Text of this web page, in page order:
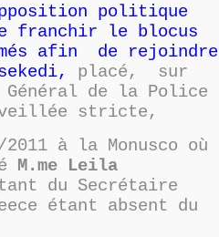
politique
franchir le blocus
afin de rejoindre
placé, sur
de la Police
stricte,
à la Monusco où
M.me Leila
du Secrétaire
étant absent du